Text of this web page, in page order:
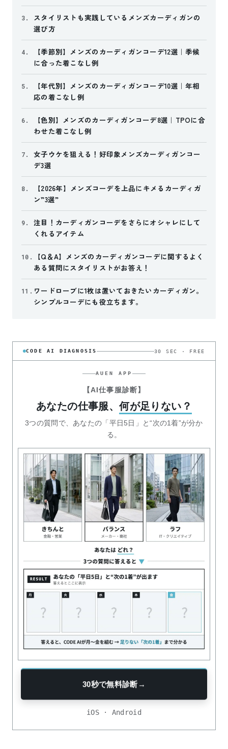
3.
スタイリストも実践しているメンズカーディガンの
選び方
4.
【季節別】メンズのカーディガンコーデ12選｜季候
に合った着こなし例
5.
【年代別】メンズのカーディガンコーデ10選｜年相
応の着こなし例
6.
【色別】メンズのカーディガンコーデ8選｜TPOに合
わせた着こなし例
7.
女子ウケを狙える！好印象メンズカーディガンコー
デ3選
8.
【2026年】メンズコーデを上品にキメるカーディガ
ン”3選”
9.
注目！カーディガンコーデをさらにオシャレにして
くれるアイテム
10.
【Q＆A】メンズのカーディガンコーデに関するよく
ある質問にスタイリストがお答え！
11. ワードローブに1枚は置いておきたいカーディガン。
シンプルコーデにも役立ちます。
CODE AI DIAGNOSIS 30 SEC · FREE
AUEN APP
【AI仕事服診断】
あなたの仕事服、何が足りない？
3つの質問で、あなたの「平日5日」と“次の1着”が分か
る。
30秒で無料診断 →
iOS · Android